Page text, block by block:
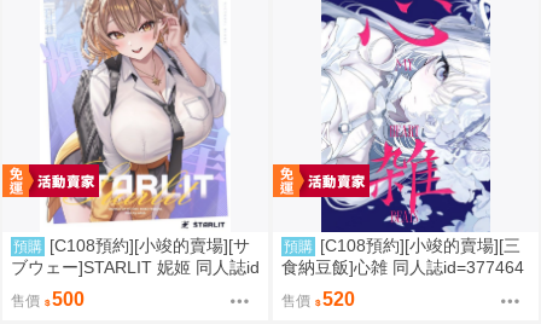
預購 [C108預約][小竣的賣場][サ
ブウェー]STARLIT 妮姬 同人誌id
=3785606
售價 500
預購 [C108預約][小竣的賣場][三
食納豆飯]心雑 同人誌id=377464
3
售價 520